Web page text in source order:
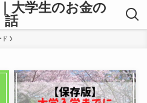
大学生のお金の
話
ド